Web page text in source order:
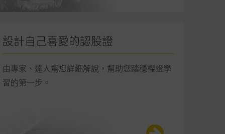
設計自己喜愛的認股證
由專家、達人幫您詳細解說，幫助您踏穩權證學
習的第一步。